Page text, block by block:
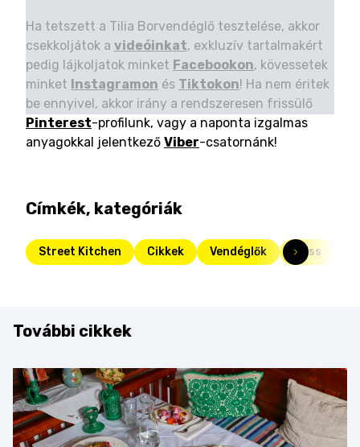
Ha tetszett a Tilia Borvendéglő tesztelése, akkor
csekkoljátok a videóinkat, exkluzív tartalmakért
pedig lájkoljatok minket Facebookon, kövessetek
minket Instagramon és Tiktokon! Ha nem éritek
be ennyivel, akkor irány a rendszeresen frissülő
Pinterest-profilunk, vagy a naponta izgalmas
anyagokkal jelentkező Viber-csatornánk!
Címkék, kategóriák
Street Kitchen Cikkek Vendéglők Friss
További cikkek